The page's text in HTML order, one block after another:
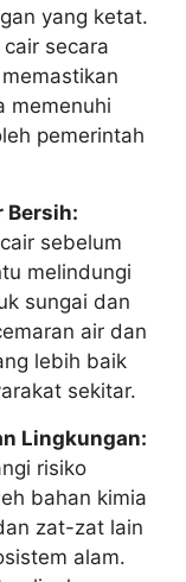
yang ketat.
secara
memenuhi
pemerintah
Bersih:
sebelum
melindungi
sungai dan
air dan
lebih baik
sekitar.
Lingkungan:
risiko
bahan kimia
zat-zat lain
alam.